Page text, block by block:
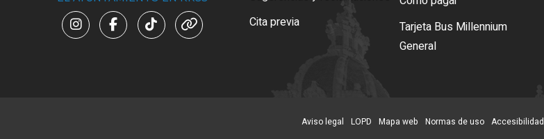
Cita previa
Tarjeta Bus Millennium
General
Aviso legal LOPD Mapa web Normas de uso Accesibilidad